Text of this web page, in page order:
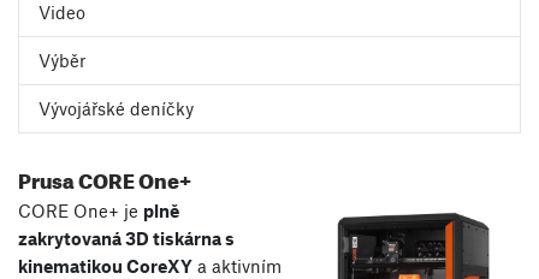
Video
Výběr
Vývojářské deníčky
Prusa CORE One+
CORE One+ je plně
zakrytovaná 3D tiskárna s
kinematikou CoreXY a aktivním